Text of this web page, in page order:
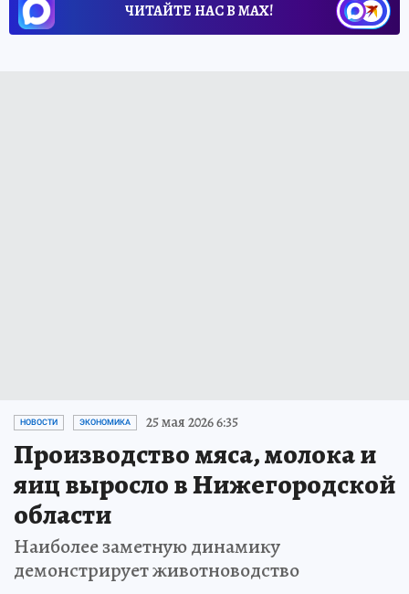
ЧИТАЙТЕ НАС В МАХ!
НОВОСТИ ЭКОНОМИКА 25 мая 2026 6:35
Производство мяса, молока и
яиц выросло в Нижегородской
области
Наиболее заметную динамику
демонстрирует животноводство